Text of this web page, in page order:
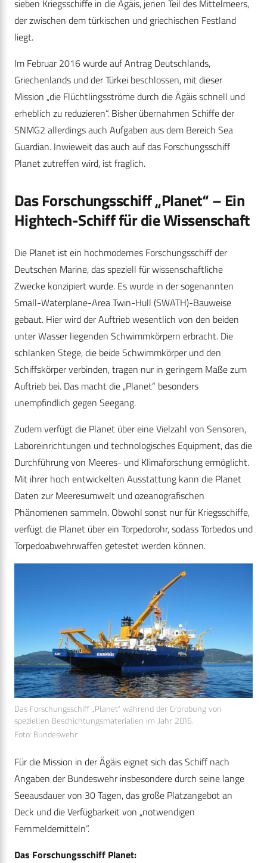
sieben Kriegsschiffe in die Ägäis, jenen Teil des Mittelmeers,
der zwischen dem türkischen und griechischen Festland
liegt.
Im Februar 2016 wurde auf Antrag Deutschlands,
Griechenlands und der Türkei beschlossen, mit dieser
Mission „die Flüchtlingsströme durch die Ägäis schnell und
erheblich zu reduzieren“. Bisher übernahmen Schiffe der
SNMG2 allerdings auch Aufgaben aus dem Bereich Sea
Guardian. Inwieweit das auch auf das Forschungsschiff
Planet zutreffen wird, ist fraglich.
Das Forschungsschiff „Planet“ – Ein
Hightech-Schiff für die Wissenschaft
Die Planet ist ein hochmodernes Forschungsschiff der
Deutschen Marine, das speziell für wissenschaftliche
Zwecke konzipiert wurde. Es wurde in der sogenannten
Small-Waterplane-Area Twin-Hull (SWATH)-Bauweise
gebaut. Hier wird der Auftrieb wesentlich von den beiden
unter Wasser liegenden Schwimmkörpern erbracht. Die
schlanken Stege, die beide Schwimmkörper und den
Schiffskörper verbinden, tragen nur in geringem Maße zum
Auftrieb bei. Das macht die „Planet“ besonders
unempfindlich gegen Seegang.
Zudem verfügt die Planet über eine Vielzahl von Sensoren,
Laboreinrichtungen und technologisches Equipment, das die
Durchführung von Meeres- und Klimaforschung ermöglicht.
Mit ihrer hoch entwickelten Ausstattung kann die Planet
Daten zur Meeresumwelt und ozeanografischen
Phänomenen sammeln. Obwohl sonst nur für Kriegsschiffe,
verfügt die Planet über ein Torpedorohr, sodass Torbedos und
Torpedoabwehrwaffen getestet werden können.
Das Forschungsschiff „Planet“ während der Erprobung von
speziellen Beschichtungsmaterialien im Jahr 2016.
Foto: Bundeswehr
Für die Mission in der Ägäis eignet sich das Schiff nach
Angaben der Bundeswehr insbesondere durch seine lange
Seeausdauer von 30 Tagen, das große Platzangebot an
Deck und die Verfügbarkeit von „notwendigen
Fernmeldemitteln“.
Das Forschungsschiff Planet: